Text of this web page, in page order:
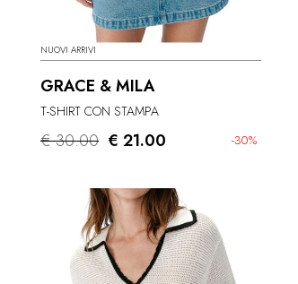
NUOVI ARRIVI
GRACE & MILA
T-SHIRT CON STAMPA
€ 30.00 -30%
€ 21.00